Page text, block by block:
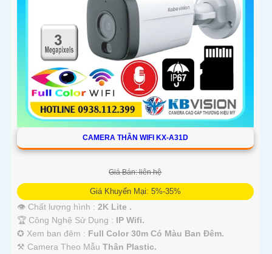
CAMERA THÂN WIFI KX-A31D
Giá Bán: liên hệ
Giá Khuyến Mại: 5%-35%
👁 Chất lượng hình : 2K Lite .
🏆 Công Nghệ Sử Dụng : IP Wifi.
✪ Xem ban đêm : Full Color 30m Có Màu Ban Ðêm.
⚒ Camera Theo Mẫu Thân Plastic.